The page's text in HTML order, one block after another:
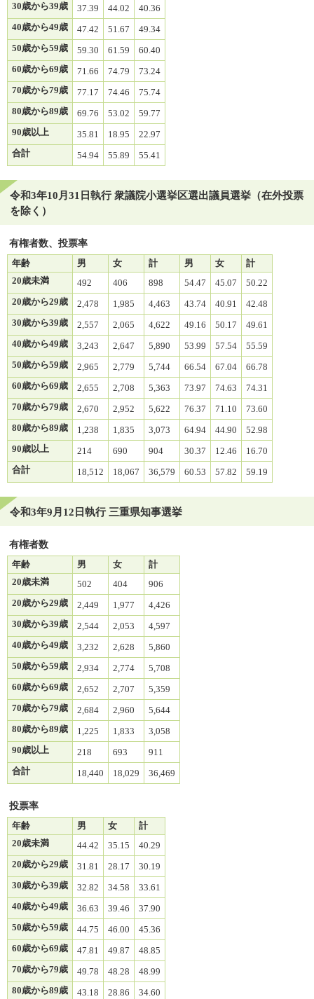
30歳から39歳 37.39 44.02
40.36
40歳から49歳
47.42 51.67
49.34
50歳から59歳
59.30 61.59
60.40
60歳から69歳
71.66 74.79
73.24
70歳から79歳
77.17 74.46
75.74
80歳から89歳
69.76 53.02
59.77
90歳以上
35.81 18.95
22.97
合計
54.94 55.89 55.41
令和3年10月31日執行 衆議院小選挙区選出議員選挙（在外投票
を除く）
有権者数、投票率
年齢
男 女 計 男 女
計
20歳未満
492 406 898 54.47 45.07
50.22
20歳から29歳
2,478 1,985 4,463 43.74 40.91
42.48
30歳から39歳
2,557 2,065 4,622 49.16 50.17
49.61
40歳から49歳
3,243 2,647 5,890 53.99 57.54
55.59
50歳から59歳
2,965 2,779 5,744 66.54 67.04
66.78
60歳から69歳
2,655 2,708 5,363 73.97 74.63
74.31
70歳から79歳
2,670 2,952 5,622 76.37 71.10
73.60
80歳から89歳
1,238 1,835 3,073 64.94 44.90
52.98
90歳以上
214 690 904 30.37 12.46
16.70
合計
18,512 18,067 36,579 60.53 57.82 59.19
令和3年9月12日執行 三重県知事選挙
有権者数
年齢
男 女
計
20歳未満
502 404
906
20歳から29歳
2,449 1,977
4,426
30歳から39歳
2,544 2,053
4,597
40歳から49歳
3,232 2,628
5,860
50歳から59歳
2,934 2,774
5,708
60歳から69歳
2,652 2,707
5,359
70歳から79歳
2,684 2,960
5,644
80歳から89歳
1,225 1,833
3,058
90歳以上
218 693
911
合計
18,440 18,029 36,469
投票率
年齢
男 女
計
20歳未満
44.42 35.15
40.29
20歳から29歳
31.81 28.17
30.19
30歳から39歳
32.82 34.58
33.61
40歳から49歳
36.63 39.46
37.90
50歳から59歳
44.75 46.00
45.36
60歳から69歳
47.81 49.87
48.85
70歳から79歳
49.78 48.28
48.99
80歳から89歳
43.18 28.86
34.60